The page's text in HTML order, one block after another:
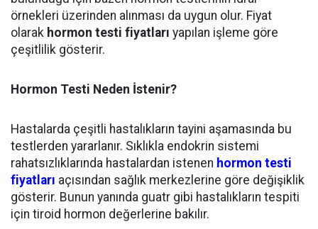
örnekleri üzerinden alınması da uygun olur. Fiyat
olarak hormon testi fiyatları yapılan işleme göre
çeşitlilik gösterir.
Hormon Testi Neden İstenir?
Hastalarda çeşitli hastalıkların tayini aşamasında bu
testlerden yararlanır. Sıklıkla endokrin sistemi
rahatsızlıklarında hastalardan istenen hormon testi
fiyatları açısından sağlık merkezlerine göre değişiklik
gösterir. Bunun yanında guatr gibi hastalıkların tespiti
için tiroid hormon değerlerine bakılır.